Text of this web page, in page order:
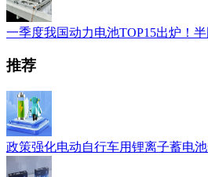
一季度我国动力电池TOP15出炉！
推荐
政策强化电动自行车用锂离子蓄电